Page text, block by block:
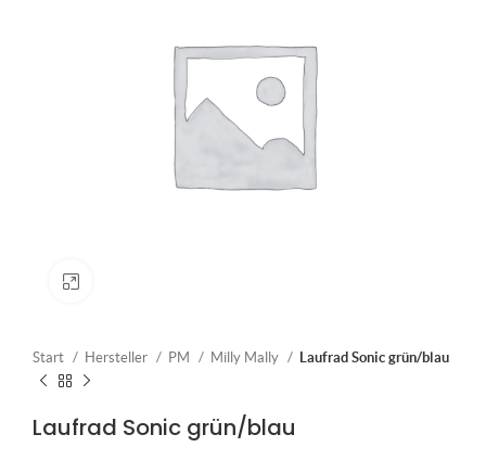
Start Hersteller PM Milly Mally Laufrad Sonic grün/blau
Laufrad Sonic grün/blau